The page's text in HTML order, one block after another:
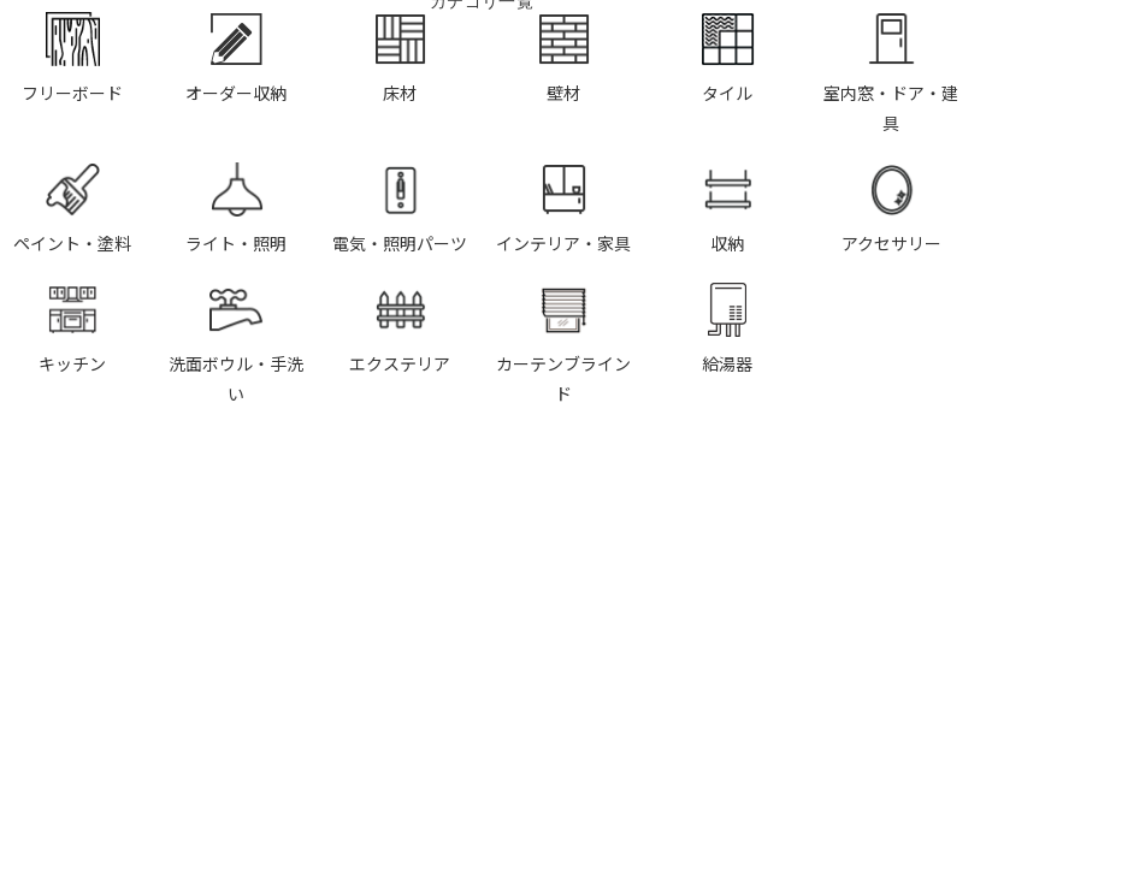
フリーボード オーダー収納 床材 壁材 タイル
室内窓・ドア・建
具
ペイント・塗料 ライト・照明 電気・照明パーツ インテリア・家具 収納 アクセサリー
キッチン
洗面ボウル・手洗
い
エクステリア
カーテンブライン
ド
給湯器